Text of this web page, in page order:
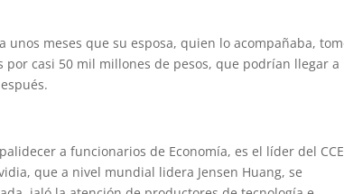
meses que su esposa, quien lo acompañaba,
casi 50 mil millones de pesos, que podrían llegar a
a funcionarios de Economía, es el líder del
que a nivel mundial lidera Jensen Huang, se